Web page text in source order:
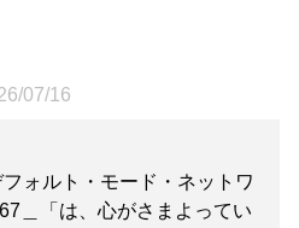
07/16
ォルト・モード・ネットワ
＿「は、心がさまよってい